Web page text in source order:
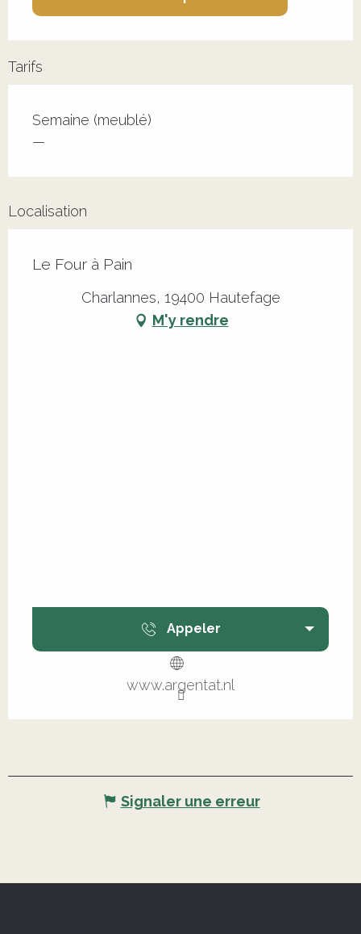
Tarifs
Tarifs 2026
Semaine (meublé)
—
Localisation
Le Four à Pain
Charlannes, 19400 Hautefage
M'y rendre
Appeler
www.argentat.nl
Signaler une erreur